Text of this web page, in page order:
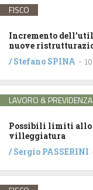
FISCO
Incremento
nuove
/Stefano SPINA -
LAVORO & PREVIDENZA
Possibili limiti allo
villeggiatura
/Sergio PASSERINI